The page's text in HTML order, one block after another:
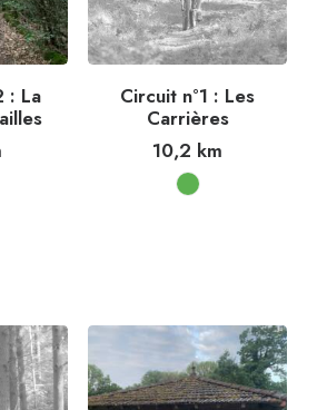
: La
Circuit n°1 : Les
Carrières
10,2 km